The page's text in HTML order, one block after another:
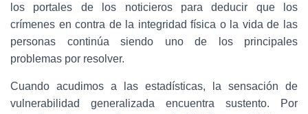
los portales de los noticieros para deducir que los
crímenes en contra de la integridad física o la vida de las
personas continúa siendo uno de los principales
problemas por resolver.
Cuando acudimos a las estadísticas, la sensación de
vulnerabilidad generalizada encuentra sustento. Por